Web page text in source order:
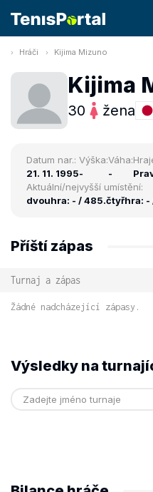
Hráči Kijima Mizuno
Kijima
30 žena
Datum nar.:
21. 11. 1995
Výška:
-
Váha:
-
Aktuální/nejvyšší umístění:
dvouhra: - / 485.čtyřhra: -
Příští zápas
Turnaj a zápas
Žádné nadcházející zápasy.
Výsledky na